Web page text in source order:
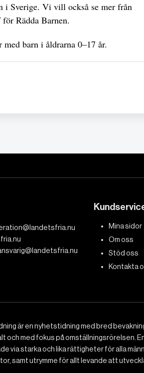
i Sverige. Vi vill också se mer från
Rädda Barnen.
barn i åldrarna 0–17 år.
Mina sidor
Om oss
Stöd oss
Kontakta
är en nyhetstidning med bred
och med fokus på omställningsrörelsen.
via starka och lika rättigheter för alla
samt utrymme för allt levande att